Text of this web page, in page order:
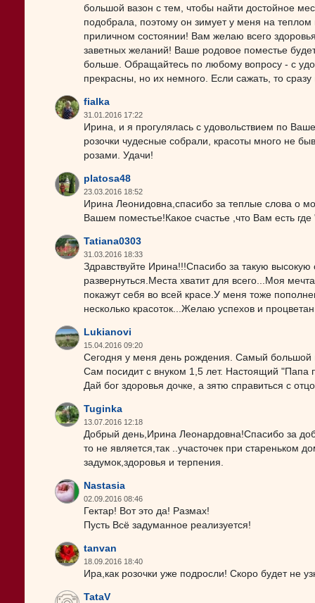
большой вазон с тем, чтобы найти достойное
подобрала, поэтому он зимует у меня на теплом
приличном состоянии! Вам желаю всего
заветных желаний! Ваше родовое поместье
больше. Обращайтесь по любому вопросу - с
прекрасны, но их немного. Если сажать, то
fialka
31.01.2016 17:22
Ирина, и я прогулялась с удовольствием по
розочки чудесные собрали, красоты много не
розами. Удачи!
platosa48
23.03.2016 18:52
Ирина Леонидовна,спасибо за теплые слова о
Вашем поместье!Какое счастье ,что Вам есть где
Tatiana0303
31.03.2016 18:33
Здравствуйте Ирина!!!Спасибо за такую
развернуться.Места хватит для всего...Моя
покажут себя во всей красе.У меня тоже
несколько красоток...Желаю успехов и
Lukianovi
15.04.2016 09:20
Сегодня у меня день рождения. Самый большой
Сам посидит с внуком 1,5 лет. Настоящий "Папа
Дай бог здоровья дочке, а зятю справиться с
Tuginka
13.07.2016 12:18
Добрый день,Ирина Леонардовна!Спасибо за
то не является,так ..участочек при
задумок,здоровья и терпения.
Nastasia
02.09.2016 08:46
Гектар! Вот это да! Размах!
Пусть Всё задуманное реализуется!
tanvan
18.09.2016 18:40
Ира,как розочки уже подросли! Скоро будет не
TataV